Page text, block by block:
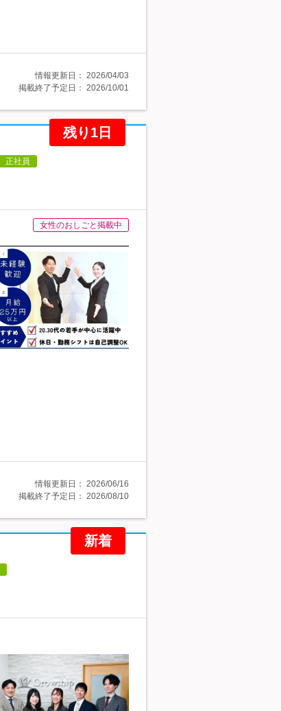
情報更新日： 2026/04/03
掲載終了予定日： 2026/10/01
残り1日
正社員
女性のおしごと掲載中
情報更新日： 2026/06/16
掲載終了予定日： 2026/08/10
新着